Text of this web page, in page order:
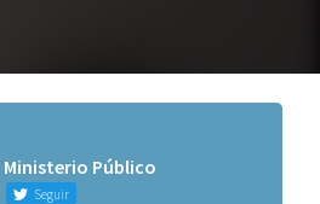
Ministerio Público
Seguir